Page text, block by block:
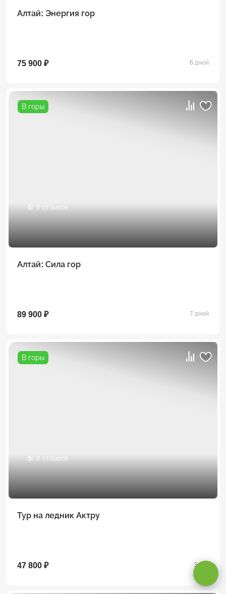
Алтай: Энергия гор
75 900 ₽ 6 дней
В горы
5/ 9 отзывов
Алтай: Сила гор
89 900 ₽ 7 дней
В горы
5/ 9 отзывов
Тур на ледник Актру
47 800 ₽ 3 дня